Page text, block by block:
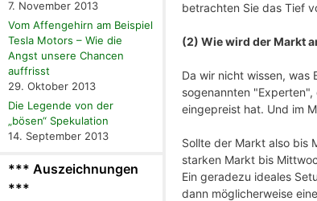
betrachten Sie das Tief
(2) Wie wird der Markt
Da wir nicht wissen, was
sogenannten
eingepreist hat. Und im
Sollte der Markt also bis
starken Markt bis
Ein geradezu ideales
dann möglicherweise
7. November 2013
Vom Affengehirn am Beispiel
Tesla Motors – Wie die
Angst unsere Chancen
auffrisst
29. Oktober 2013
Die Legende von der
„bösen“ Spekulation
14. September 2013
*** Auszeichnungen
***